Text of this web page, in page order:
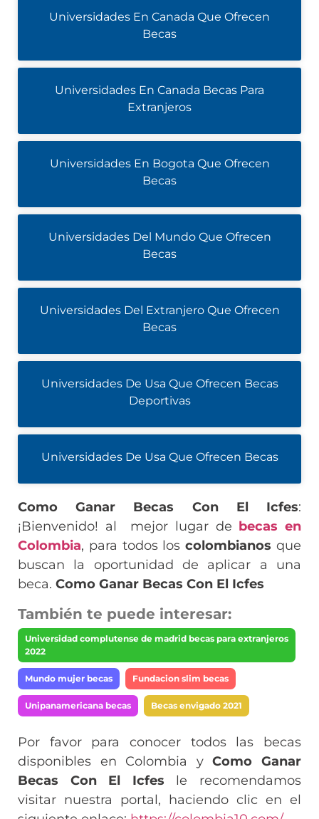
Universidades En Canada Que Ofrecen
Becas
Universidades En Canada Becas Para
Extranjeros
Universidades En Bogota Que Ofrecen
Becas
Universidades Del Mundo Que Ofrecen
Becas
Universidades Del Extranjero Que Ofrecen
Becas
Universidades De Usa Que Ofrecen Becas
Deportivas
Universidades De Usa Que Ofrecen Becas
Como Ganar Becas Con El Icfes:
¡Bienvenido! al mejor lugar de becas en
Colombia, para todos loscolombianos que
buscan la oportunidad de aplicar a una
beca. Como Ganar Becas Con El Icfes
También te puede interesar:
Universidad complutense de madrid becas para extranjeros
2022
Mundo mujer becas Fundacion slim becas
Unipanamericana becas Becas envigado 2021
Por favor para conocer todos las becas
disponibles en Colombia yComo Ganar
Becas Con El Icfes le recomendamos
visitar nuestra portal, haciendo clic en el